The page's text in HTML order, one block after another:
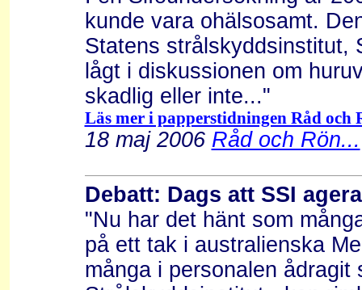
kunde vara ohälsosamt.
Statens strålskyddsinstitut,
lågt i diskussionen om
skadlig eller inte..."
Läs mer i papperstidningen Råd och
18 maj 2006 Råd och Rön...
Debatt: Dags att SSI
"Nu har det hänt som
på ett tak i australienska
många i personalen